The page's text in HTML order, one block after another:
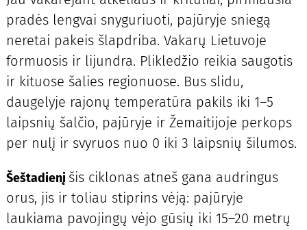
pradės lengvai snyguriuoti, pajūryje sniegą
neretai pakeis šlapdriba. Vakarų Lietuvoje
formuosis ir lijundra. Plikledžio reikia saugotis
ir kituose šalies regionuose. Bus slidu,
daugelyje rajonų temperatūra pakils iki 1–5
laipsnių šalčio, pajūryje ir Žemaitijoje perkops
per nulį ir svyruos nuo 0 iki 3 laipsnių šilumos.
Šeštadienį šis ciklonas atneš gana audringus
orus, jis ir toliau stiprins vėją: pajūryje
laukiama pavojingų vėjo gūsių iki 15–20 metrų